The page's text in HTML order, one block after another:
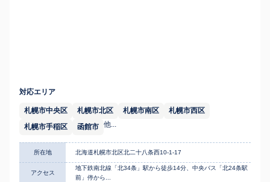
対応エリア
札幌市中央区 札幌市北区 札幌市南区
札幌市西区
札幌市手稲区
函館市 他...
所在地 北海道札幌市北区北二十八条西10-1-17
アクセス
地下鉄南北線「北34条」駅から徒歩14分、中央バス「北24条駅
前」停から...